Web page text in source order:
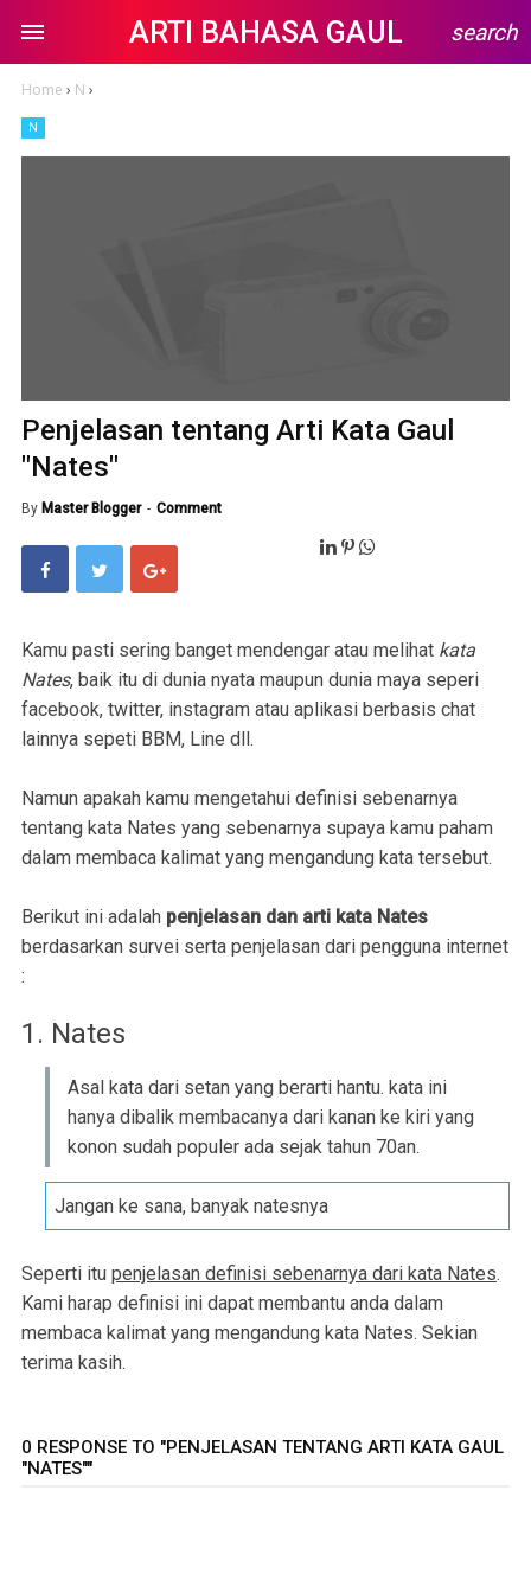
ARTI BAHASA GAUL search
Home › N ›
N
Penjelasan tentang Arti Kata Gaul
"Nates"
By Master Blogger Comment
Kamu pasti sering banget mendengar atau melihat kata
Nates, baik itu di dunia nyata maupun dunia maya seperi
facebook, twitter, instagram atau aplikasi berbasis chat
lainnya sepeti BBM, Line dll.
Namun apakah kamu mengetahui definisi sebenarnya
tentang kata Nates yang sebenarnya supaya kamu paham
dalam membaca kalimat yang mengandung kata tersebut.
Berikut ini adalah penjelasan dan arti kata Nates
berdasarkan survei serta penjelasan dari pengguna internet
:
1. Nates
Asal kata dari setan yang berarti hantu. kata ini
hanya dibalik membacanya dari kanan ke kiri yang
konon sudah populer ada sejak tahun 70an.
Jangan ke sana, banyak natesnya
Seperti itu penjelasan definisi sebenarnya dari kata Nates.
Kami harap definisi ini dapat membantu anda dalam
membaca kalimat yang mengandung kata Nates. Sekian
terima kasih.
0 RESPONSE TO "PENJELASAN TENTANG ARTI KATA GAUL
"NATES""